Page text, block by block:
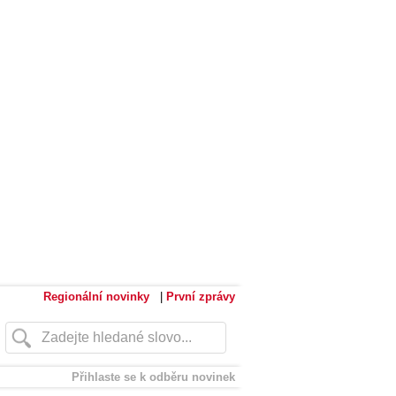
Regionální novinky První zprávy
Přihlaste se k odběru novinek